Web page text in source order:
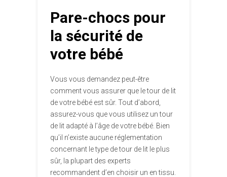
Pare-chocs pour
la sécurité de
votre bébé
Vous vous demandez peut-être
comment vous assurer que le tour de lit
de votre bébé est sûr. Tout d’abord,
assurez-vous que vous utilisez un tour
de lit adapté à l’âge de votre bébé. Bien
qu’il n’existe aucune réglementation
concernant le type de tour de lit le plus
sûr, la plupart des experts
recommandent d’en choisir un en tissu.